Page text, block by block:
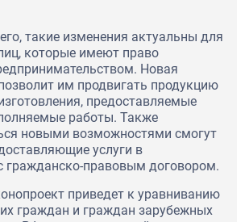
такие изменения актуальны для
которые имеют право
Новая
им продвигать продукцию
предоставляемые
работы. Также
новыми возможностями смогут
услуги в
гражданско-правовым договором.
приведет к уравниванию
граждан и граждан зарубежных